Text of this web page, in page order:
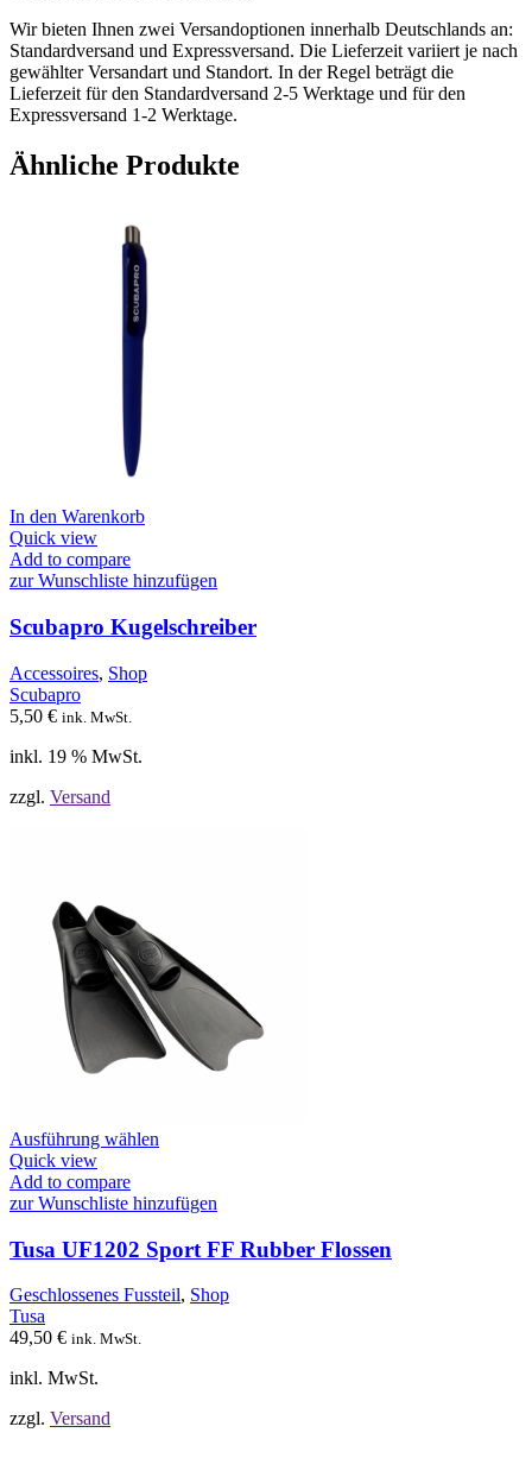
Wir bieten Ihnen zwei Versandoptionen innerhalb Deutschlands an:
Standardversand und Expressversand. Die Lieferzeit variiert je nach
gewählter Versandart und Standort. In der Regel beträgt die
Lieferzeit für den Standardversand 2-5 Werktage und für den
Expressversand 1-2 Werktage.
Ähnliche Produkte
In den Warenkorb
Quick view
Add to compare
zur Wunschliste hinzufügen
Scubapro Kugelschreiber
Accessoires, Shop
Scubapro
5,50 € ink. MwSt.
inkl. 19 % MwSt.
zzgl. Versand
Ausführung wählen
mehrere
auf.
Die
Optionen
können
Quick view
Add to compare
zur Wunschliste hinzufügen
Tusa UF1202 Sport FF Rubber Flossen
Geschlossenes Fussteil, Shop
Tusa
49,50 € ink. MwSt.
inkl. MwSt.
zzgl. Versand